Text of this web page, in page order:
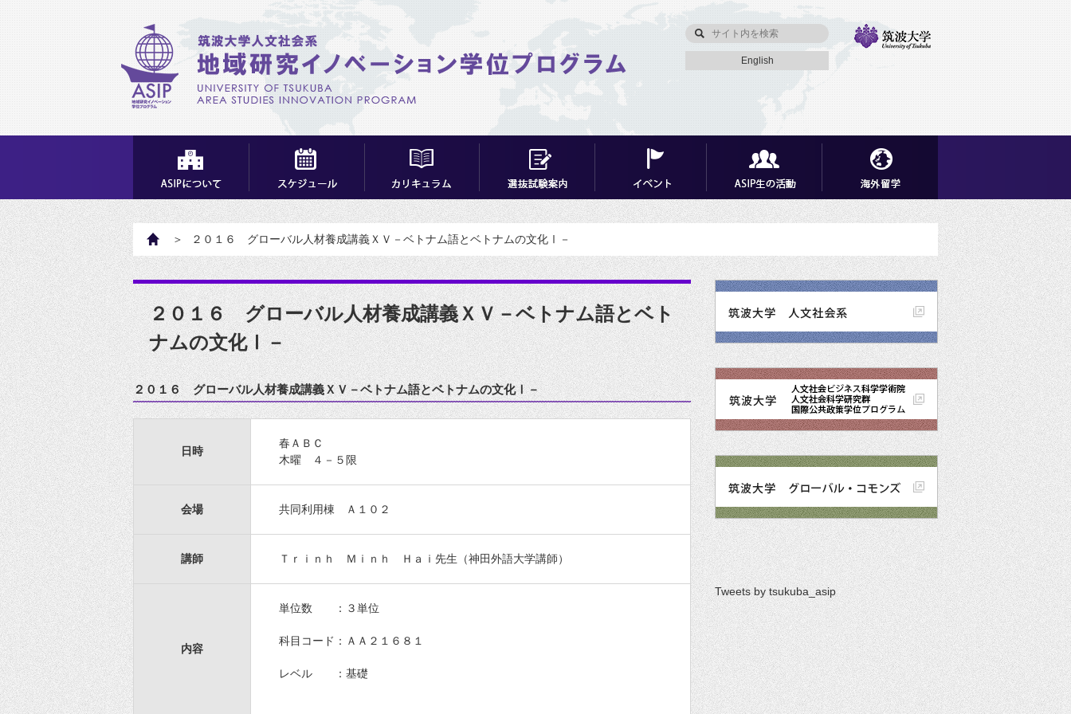
English
HOME ２０１６ グローバル人材養成講義ＸＶ－ベトナム語とベトナムの文化Ⅰ－
２０１６ グローバル人材養成講義ＸＶ－ベトナム語とベト
ナムの文化Ⅰ－
２０１６ グローバル人材養成講義ＸＶ－ベトナム語とベトナムの文化Ⅰ－
日時
春ＡＢＣ
木曜 ４－５限
会場 共同利用棟 Ａ１０２
講師 Ｔｒｉｎｈ Ｍｉｎｈ Ｈａｉ先生（神田外語大学講師）
内容
単位数 ：３単位
科目コード：ＡＡ２１６８１
レベル ：基礎
Tweets by tsukuba_asip